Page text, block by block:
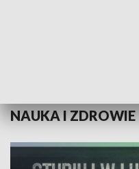
NAUKA I ZDROWIE